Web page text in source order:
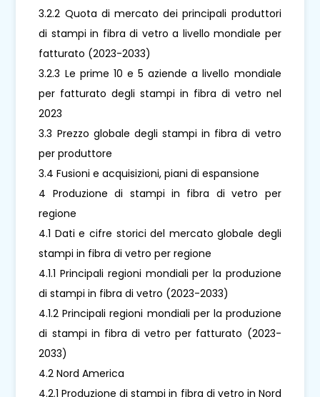
3.2.2 Quota di mercato dei principali produttori
di stampi in fibra di vetro a livello mondiale per
fatturato (2023-2033)
3.2.3 Le prime 10 e 5 aziende a livello mondiale
per fatturato degli stampi in fibra di vetro nel
2023
3.3 Prezzo globale degli stampi in fibra di vetro
per produttore
3.4 Fusioni e acquisizioni, piani di espansione
4 Produzione di stampi in fibra di vetro per
regione
4.1 Dati e cifre storici del mercato globale degli
stampi in fibra di vetro per regione
4.1.1 Principali regioni mondiali per la produzione
di stampi in fibra di vetro (2023-2033)
4.1.2 Principali regioni mondiali per la produzione
di stampi in fibra di vetro per fatturato (2023-
2033)
4.2 Nord America
4.2.1 Produzione di stampi in fibra di vetro in Nord